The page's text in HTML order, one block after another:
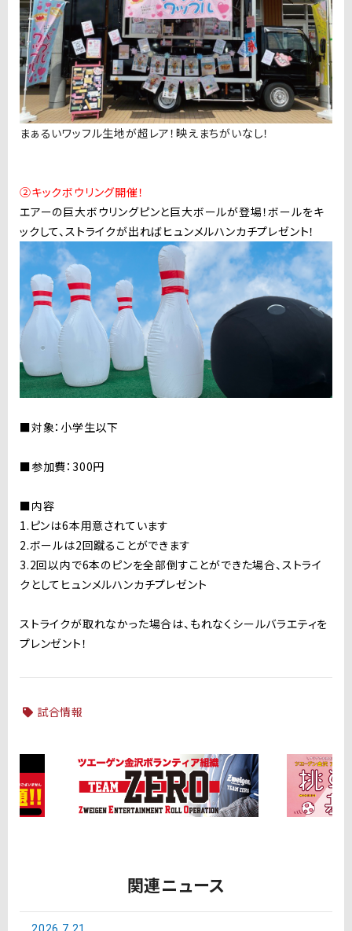
まぁるいワッフル生地が超レア！映えまちがいなし！
②キックボウリング開催！
エアーの巨大ボウリングピンと巨大ボールが登場！ボールをキ
ックして、ストライクが出ればヒュンメルハンカチプレゼント！
■対象：小学生以下
■参加費：300円
■内容
1.ピンは6本用意されています
2.ボールは2回蹴ることができます
3.2回以内で6本のピンを全部倒すことができた場合、ストライ
クとしてヒュンメルハンカチプレゼント
ストライクが取れなかった場合は、もれなくシールバラエティを
プレンゼント！
試合情報
関連ニュース